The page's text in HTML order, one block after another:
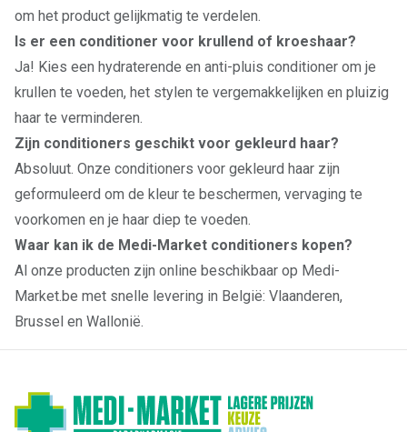
om het product gelijkmatig te verdelen.
Is er een conditioner voor krullend of kroeshaar?
Ja! Kies een hydraterende en anti-pluis conditioner om je
krullen te voeden, het stylen te vergemakkelijken en pluizig
haar te verminderen.
Zijn conditioners geschikt voor gekleurd haar?
Absoluut. Onze conditioners voor gekleurd haar zijn
geformuleerd om de kleur te beschermen, vervaging te
voorkomen en je haar diep te voeden.
Waar kan ik de Medi-Market conditioners kopen?
Al onze producten zijn online beschikbaar op Medi-
Market.be met snelle levering in België: Vlaanderen,
Brussel en Wallonië.